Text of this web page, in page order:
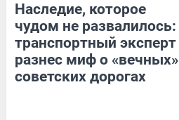
Наследие, которое
чудом не развалилось:
транспортный эксперт
разнес миф о «вечных»
советских дорогах